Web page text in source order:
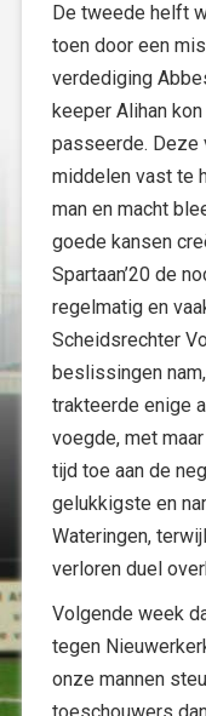
De tweede helft
toen door een
verdediging
keeper Alihan
passeerde. Deze
middelen vast te
man en macht
goede kansen
Spartaan’20 de
regelmatig en
Scheidsrechter
beslissingen
trakteerde enige
voegde, met
tijd toe aan de
gelukkigste en
Wateringen,
verloren duel
Volgende week
tegen
onze mannen